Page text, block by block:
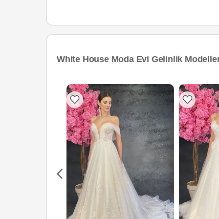
White House Moda Evi Gelinlik